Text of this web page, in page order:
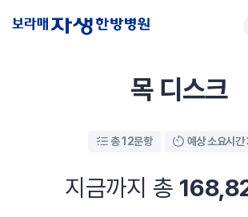
#초음파약침 #척추압박골절
#추나요법
목 디스크
총 12문항 예상 소요시간
지금까지 총